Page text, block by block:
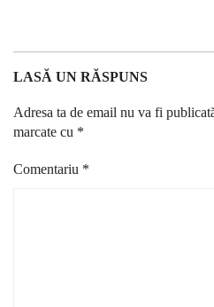
LASĂ UN RĂSPUNS
Adresa ta de email nu va fi
marcate cu *
Comentariu *